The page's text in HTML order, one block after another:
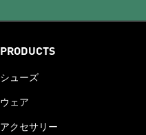
PRODUCTS
シューズ
ウェア
アクセサリー